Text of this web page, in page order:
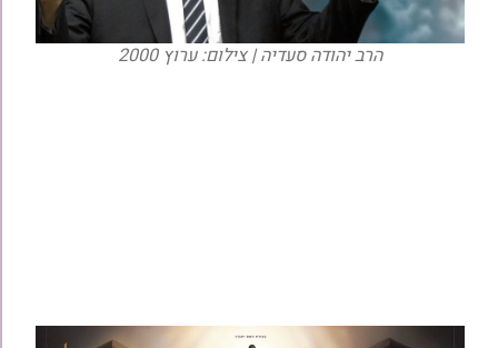
הרב יהודה סעדיה | צילום: ערוץ 2000